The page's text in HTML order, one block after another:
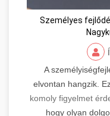
Személyes
A
elvontan hangzik.
komoly figyelmet
hogy olyan